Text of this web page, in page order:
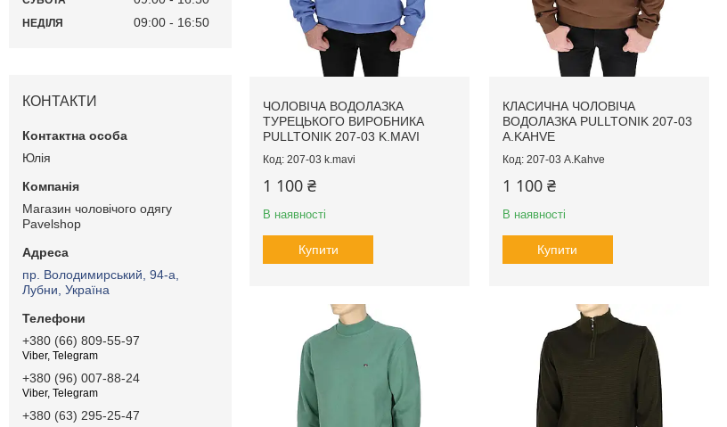
ЧОЛОВІЧА ВОДОЛАЗКА
ТУРЕЦЬКОГО ВИРОБНИКА
PULLTONIK 207-03 K.MAVI
207-03 k.mavi
1 100 ₴
В наявності
Купити
КЛАСИЧНА ЧОЛОВІЧА
ВОДОЛАЗКА PULLTONIK 207-03
A.KAHVE
207-03 A.Kahve
1 100 ₴
В наявності
Купити
НЕДІЛЯ 09:00 16:50
КОНТАКТИ
Юлія
Магазин чоловічого одягу
Pavelshop
пр. Володимирський, 94-а,
Лубни, Україна
+380 (66) 809-55-97
Viber, Telegram
+380 (96) 007-88-24
Viber, Telegram
+380 (63) 295-25-47